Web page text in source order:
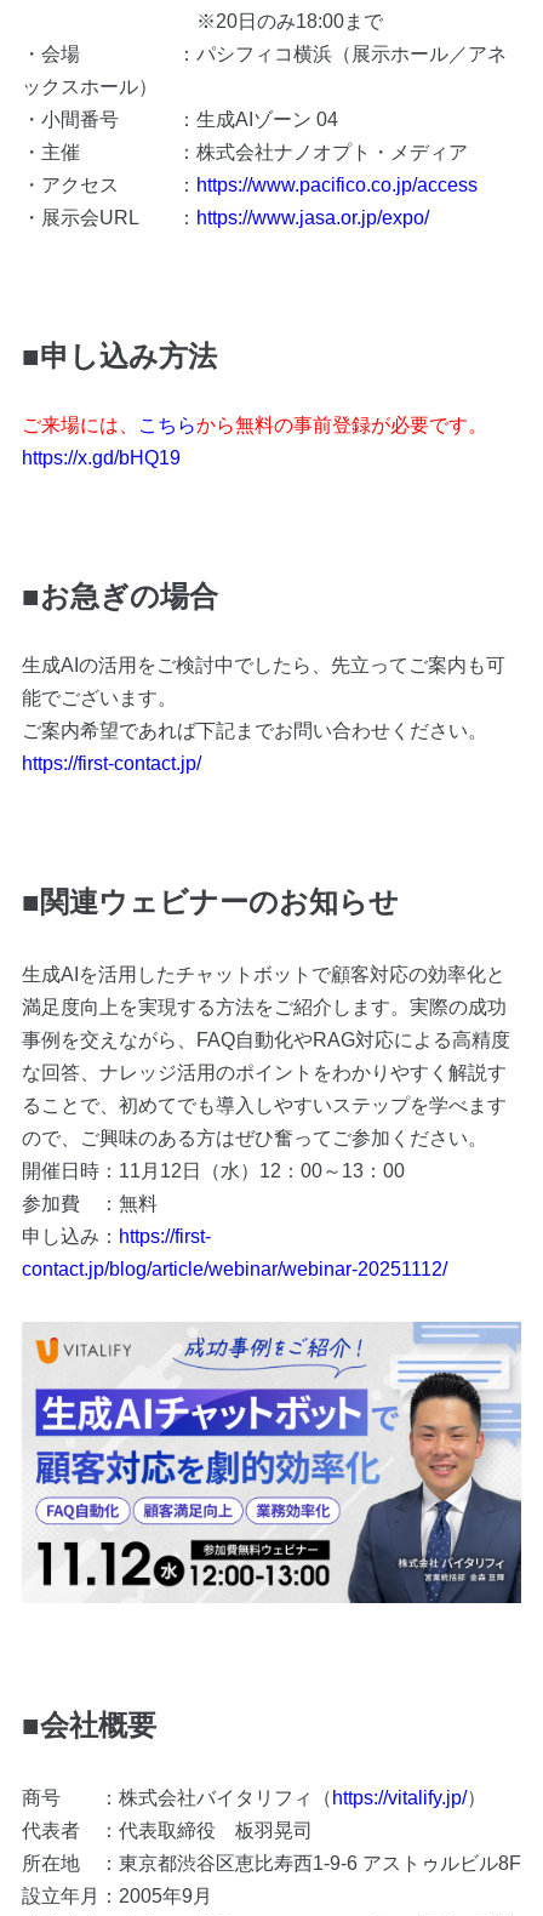
※20日のみ18:00まで
・会場 ：パシフィコ横浜（展示ホール／アネ
ックスホール）
・小間番号 ： 生成AIゾーン 04
・主催 ：株式会社ナノオプト・メディア
・アクセス ： https://www.pacifico.co.jp/access
・展示会URL ： https://www.jasa.or.jp/expo/
■申し込み方法
ご来場には、 こちらから無料の事前登録が必要です。
https://x.gd/bHQ19
■お急ぎの場合
生成AIの活用をご検討中でしたら、先立ってご案内も可
能でございます。
ご案内希望であれば下記までお問い合わせください。
https://first-contact.jp/
■関連ウェビナーのお知らせ
生成AIを活用したチャットボットで顧客対応の効率化と
満足度向上を実現する方法をご紹介します。実際の成功
事例を交えながら、FAQ自動化やRAG対応による高精度
な回答、ナレッジ活用のポイントをわかりやすく解説す
ることで、初めてでも導入しやすいステップを学べます
ので、ご興味のある方はぜひ奮ってご参加ください。
開催日時：11月12日（水）12：00～13：00
参加費 ：無料
申し込み： https://first-
contact.jp/blog/article/webinar/webinar-20251112/
■会社概要
商号 ：株式会社バイタリフィ（ https://vitalify.jp/）
代表者 ：代表取締役 板羽晃司
所在地 ：東京都渋谷区恵比寿西1-9-6 アストゥルビル8F
設立年月：2005年9月